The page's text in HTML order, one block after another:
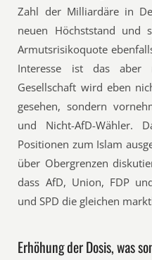
Zahl der Milliardäre in
neuen Höchststand und
Armutsrisikoquote
Interesse ist das aber
Gesellschaft wird eben
gesehen, sondern
und Nicht-AfD-Wähler.
Positionen zum Islam
über Obergrenzen
dass AfD, Union, FDP
und SPD die gleichen
Erhöhung der Dosis, was